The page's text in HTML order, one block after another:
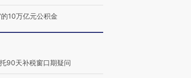
的10万亿元公积金
90天补税窗口期疑问